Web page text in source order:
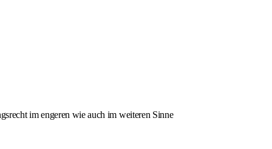
im engeren wie auch im weiteren Sinne